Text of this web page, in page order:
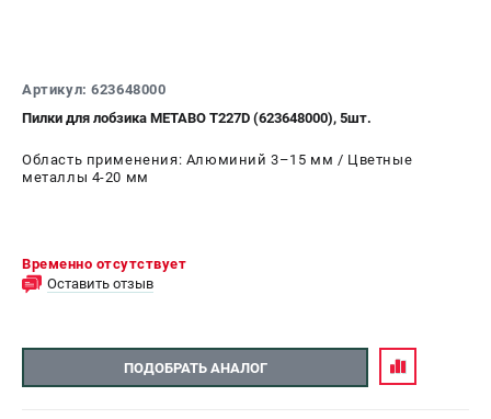
Артикул: 623648000
Пилки для лобзика METABO T227D (623648000), 5шт.
Область применения: Алюминий 3–15 мм / Цветные
металлы 4-20 мм
Временно отсутствует
Оставить отзыв
ПОДОБРАТЬ АНАЛОГ